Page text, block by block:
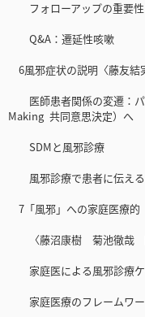
フォローアップの重要性
Q&A：遷延性咳嗽
6風邪症状の説明〈藤友結
医師患者関係の変遷：パ
Making 共同意思決定）へ
SDMと風邪診療
風邪診療で患者に伝える
7「風邪」への家庭医療的
〈藤沼康樹 菊池徹哉
家庭医による風邪診療ケ
家庭医療のフレームワ